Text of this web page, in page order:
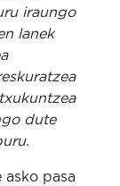
iraungo
lanek
dute
asko pasa